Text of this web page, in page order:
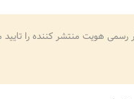
رسمی هویت منتشر کننده را